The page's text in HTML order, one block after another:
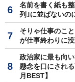
名前を書く紙も
列｣に並ばないの
そりゃ仕事のこ
が仕事終わりに
政治家に最も向
懸念を口にされ
月BEST】